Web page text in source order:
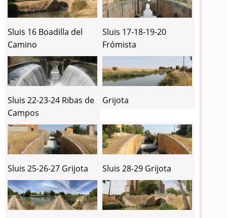
Sluis 16 Boadilla del
Camino
Sluis 17-18-19-20
Frómista
Sluis 22-23-24 Ribas de
Campos
Grijota
Sluis 25-26-27 Grijota Sluis 28-29 Grijota